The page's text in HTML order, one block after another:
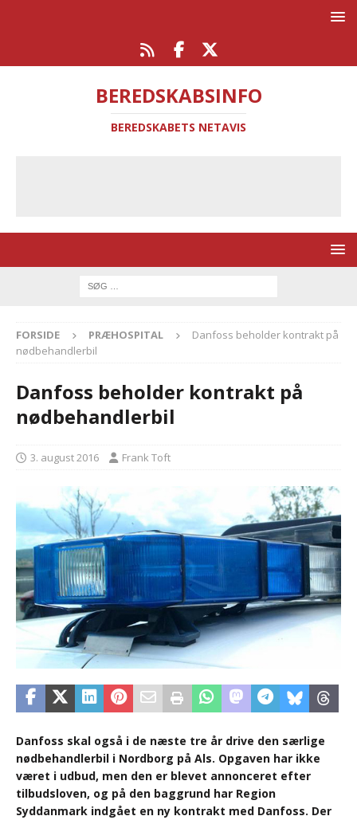
BEREDSKABSINFO
BEREDSKABETS NETAVIS
FORSIDE PRÆHOSPITAL
Danfoss beholder kontrakt på
nødbehandlerbil
Danfoss beholder kontrakt på
nødbehandlerbil
3. august 2016 Frank Toft
Danfoss skal også i de næste tre år drive den særlige
nødbehandlerbil i Nordborg på Als. Opgaven har ikke
været i udbud, men den er blevet annonceret efter
tilbudsloven, og på den baggrund har Region
Syddanmark indgået en ny kontrakt med Danfoss. Der